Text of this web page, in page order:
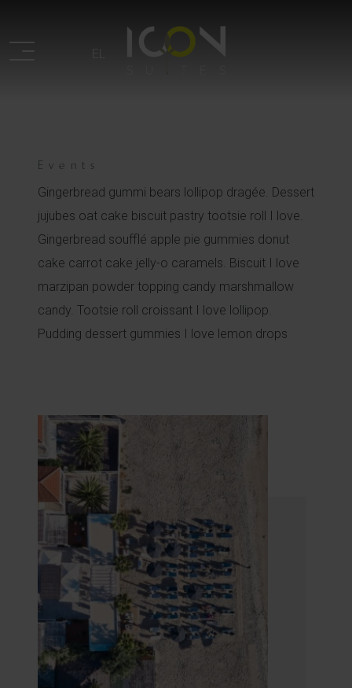
EL
Events
Gingerbread gummi bears lollipop dragée. Dessert
jujubes oat cake biscuit pastry tootsie roll I love.
Gingerbread soufflé apple pie gummies donut
cake carrot cake jelly-o caramels. Biscuit I love
marzipan powder topping candy marshmallow
candy. Tootsie roll croissant I love lollipop.
Pudding dessert gummies I love lemon drops